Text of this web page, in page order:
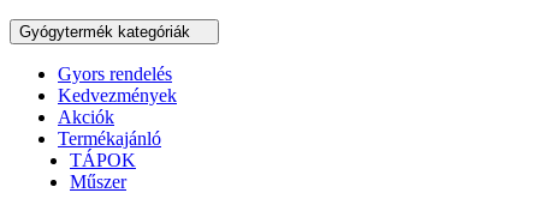
Gyógytermék kategóriák
Gyors rendelés
Kedvezmények
Akciók
Termékajánló
TÁPOK
Műszer